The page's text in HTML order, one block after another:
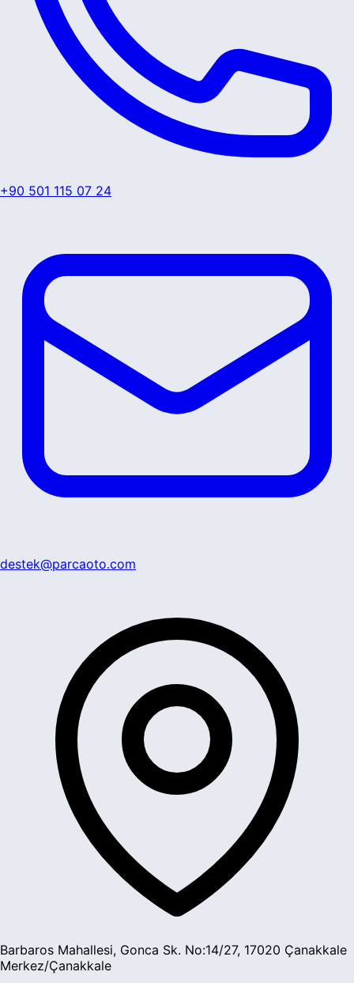
+90 501 115 07 24
destek@parcaoto.com
Barbaros Mahallesi, Gonca Sk. No:14/27, 17020 Çanakkale
Merkez/Çanakkale